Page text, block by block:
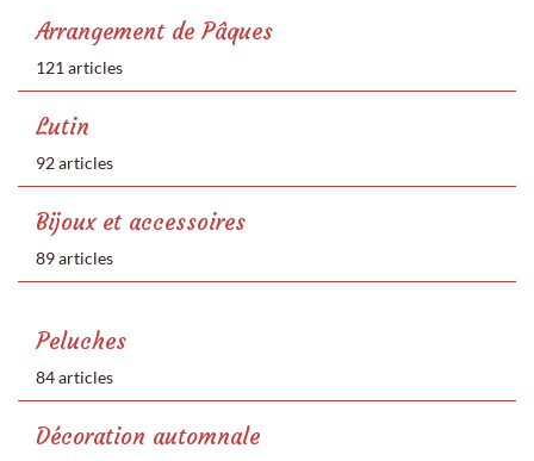
Arrangement de Pâques
121 articles
Lutin
92 articles
Bijoux et accessoires
89 articles
Peluches
84 articles
Décoration automnale